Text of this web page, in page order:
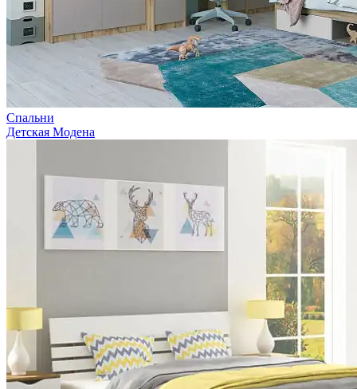
Спальни
Детская Модена